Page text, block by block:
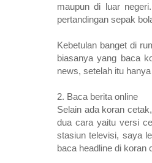
maupun di luar
pertandingan sepak
Kebetulan banget di
biasanya yang baca
news, setelah itu
2. Baca berita online
Selain ada koran
dua cara yaitu versi
stasiun televisi, saya
baca headline di koran